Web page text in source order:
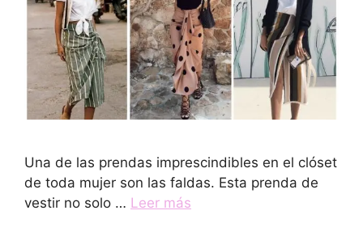
Una de las prendas imprescindibles en el clóset
de toda mujer son las faldas. Esta prenda de
vestir no solo … Leer más